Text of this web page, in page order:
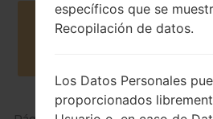
Buy accessories
específicos que se
Recopilación de datos.
Los Datos Personales
proporcionados